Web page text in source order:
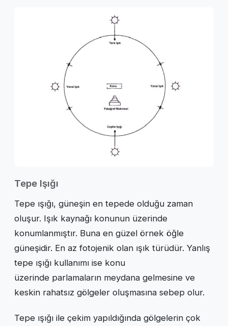
Tepe Işığı
Tepe ışığı, güneşin en tepede olduğu zaman
oluşur. Işık kaynağı konunun üzerinde
konumlanmıştır. Buna en güzel örnek öğle
güneşidir. En az fotojenik olan ışık türüdür. Yanlış
tepe ışığı kullanımı ise konu
üzerinde parlamaların meydana gelmesine ve
keskin rahatsız gölgeler oluşmasına sebep olur.
Tepe ışığı ile çekim yapıldığında gölgelerin çok